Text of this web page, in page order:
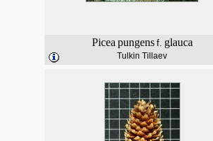
Picea pungens f. glauca
Tulkin Tillaev